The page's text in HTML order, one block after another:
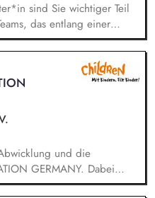
sind Sie wichtiger Teil
das entlang einer
Innovation
Geschäftsführung bei der
und entwickeln dabei
der Stiftung weiter. Sie
in
entlang unserer
und die
GERMANY. Dabei
mit unserem Vorstand